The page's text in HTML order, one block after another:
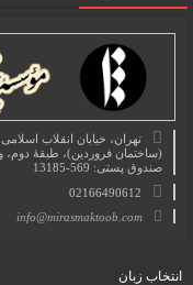
صندوق پستی: 569-13185
02166490612
info@mirasmaktoob.com
انتخاب زبان